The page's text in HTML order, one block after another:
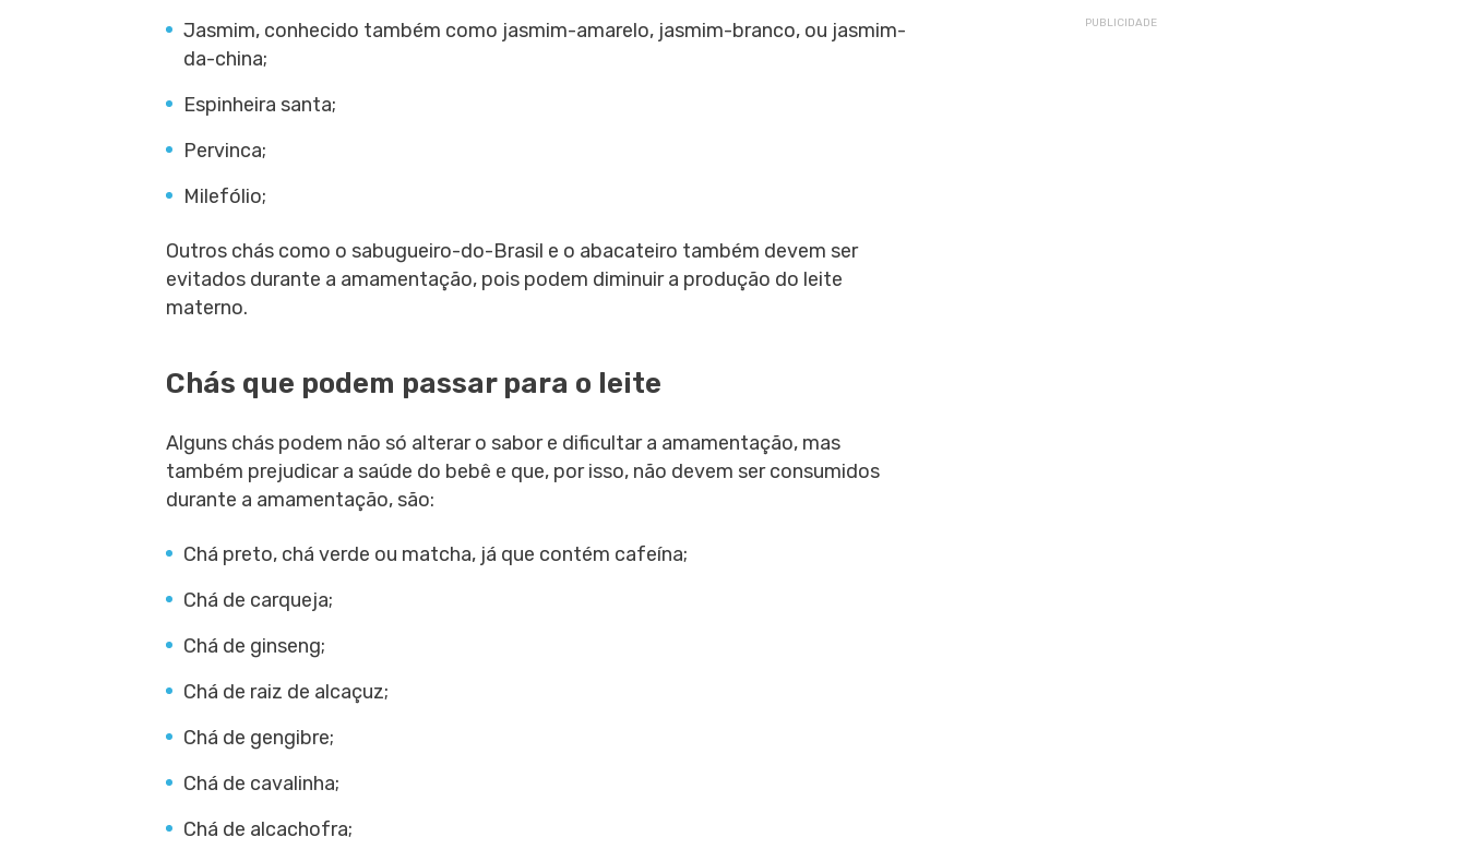
Jasmim, conhecido também como jasmim-amarelo, jasmim-branco, ou jasmim-
da-china;
Espinheira santa;
Pervinca;
Milefólio;
Outros chás como o sabugueiro-do-Brasil e o abacateiro também devem ser
evitados durante a amamentação, pois podem diminuir a produção do leite
materno.
Chás que podem passar para o leite
Alguns chás podem não só alterar o sabor e dificultar a amamentação, mas
também prejudicar a saúde do bebê e que, por isso, não devem ser consumidos
durante a amamentação, são:
Chá preto, chá verde ou matcha, já que contém cafeína;
Chá de carqueja;
Chá de ginseng;
Chá de raiz de alcaçuz;
Chá de gengibre;
Chá de cavalinha;
Chá de alcachofra;